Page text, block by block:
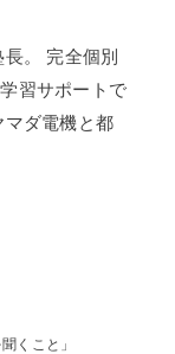
。 完全個別
習サポートで
マダ電機と都
くこと」